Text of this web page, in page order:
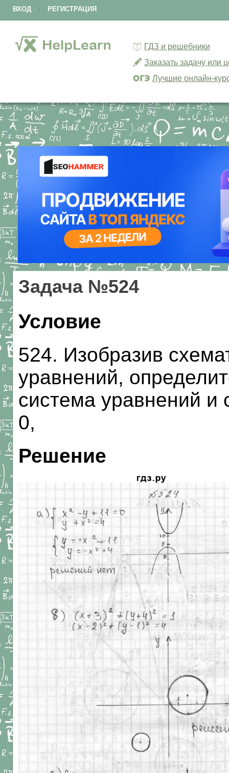
ВХОД РЕГИСТРАЦИЯ
ГДЗ и решебники
Заказать задачу или
Лучшие онлайн-
Задача №524
Условие
524. Изобразив
уравнений,
система уравнений
0,
Решение